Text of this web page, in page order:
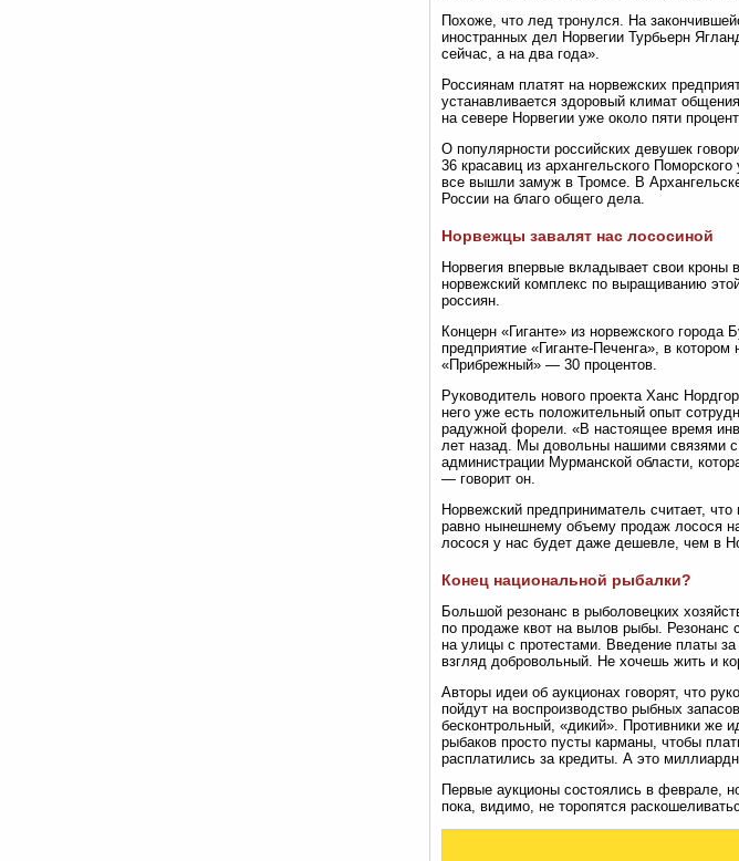
Похоже, что лед тронулся. На
иностранных дел Норвегии Турбьерн
сейчас, а на два года».
Россиянам платят на норвежских
устанавливается здоровый климат
на севере Норвегии уже около пяти
О популярности российских девушек
36 красавиц из архангельского
все вышли замуж в Тромсе. В
России на благо общего дела.
Норвежцы завалят нас лососиной
Норвегия впервые вкладывает свои кроны
норвежский комплекс по выращиванию
россиян.
Концерн «Гиганте» из норвежского
предприятие «Гиганте-Печенга», в
«Прибрежный» — 30 процентов.
Руководитель нового проекта Ханс
него уже есть положительный опыт
радужной форели. «В настоящее время
лет назад. Мы довольны нашими связями
администрации Мурманской области,
— говорит он.
Норвежский предприниматель считает,
равно нынешнему объему продаж лосося
лосося у нас будет даже дешевле, чем в
Конец национальной рыбалки?
Большой резонанс в рыболовецких
по продаже квот на вылов рыбы. Резонанс
на улицы с протестами. Введение платы
взгляд добровольный. Не хочешь жить и
Авторы идеи об аукционах говорят, что
пойдут на воспроизводство рыбных
бесконтрольный, «дикий». Противники же
рыбаков просто пусты карманы, чтобы
расплатились за кредиты. А это
Первые аукционы состоялись в феврале,
пока, видимо, не торопятся